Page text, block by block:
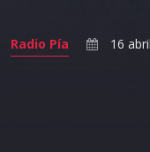
Radio Pía 16